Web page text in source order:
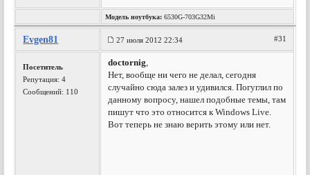
Модель ноутбука: 6530G-703G32Mi
Evgen81 27 июля 2012 22:34 #31
Посетитель
Репутация:4
Сообщений: 110
doctornig,
Нет, вообще ни чего не делал, сегодня
случайно сюда залез и удивился. Погуглил по
данному вопросу, нашел подобные темы, там
пишут что это относится к Windows Live.
Вот теперь не знаю верить этому или нет.